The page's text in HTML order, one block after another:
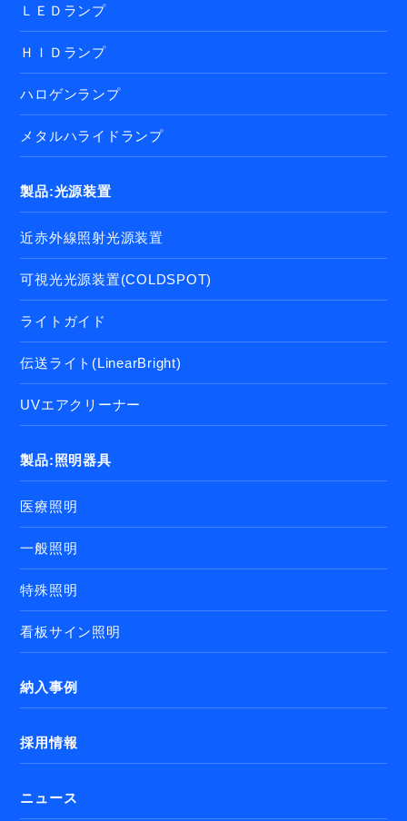
ＬＥＤランプ
ＨＩＤランプ
ハロゲンランプ
メタルハライドランプ
製品:光源装置
近赤外線照射光源装置
可視光光源装置(COLDSPOT)
ライトガイド
伝送ライト(LinearBright)
UVエアクリーナー
製品:照明器具
医療照明
一般照明
特殊照明
看板サイン照明
納入事例
採用情報
ニュース